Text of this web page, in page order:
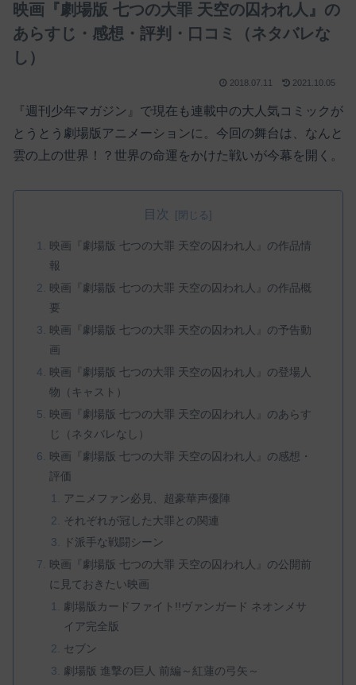
映画『劇場版 七つの大罪 天空の囚われ人』の
あらすじ・感想・評判・口コミ（ネタバレな
し）
2018.07.11 2021.10.05
『週刊少年マガジン』で現在も連載中の大人気コミックが
とうとう劇場版アニメーションに。今回の舞台は、なんと
雲の上の世界！？世界の命運をかけた戦いが今幕を開く。
目次
映画『劇場版 七つの大罪 天空の囚われ人』の作品情
報
映画『劇場版 七つの大罪 天空の囚われ人』の作品概
要
映画『劇場版 七つの大罪 天空の囚われ人』の予告動
画
映画『劇場版 七つの大罪 天空の囚われ人』の登場人
物（キャスト）
映画『劇場版 七つの大罪 天空の囚われ人』のあらす
じ（ネタバレなし）
映画『劇場版 七つの大罪 天空の囚われ人』の感想・
評価
アニメファン必見、超豪華声優陣
それぞれが冠した大罪との関連
ド派手な戦闘シーン
映画『劇場版 七つの大罪 天空の囚われ人』の公開前
に見ておきたい映画
劇場版カードファイト!!ヴァンガード ネオンメサ
イア完全版
セブン
劇場版 進撃の巨人 前編～紅蓮の弓矢～